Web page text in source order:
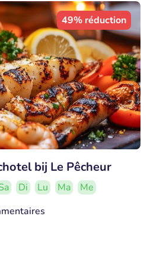
49% réduction
bij Le Pêcheur
Di Lu Ma
Me